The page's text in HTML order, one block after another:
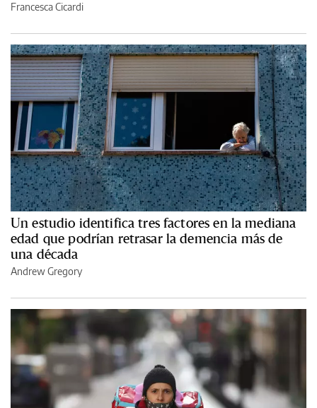
Francesca Cicardi
Un estudio identifica tres factores en la mediana
edad que podrían retrasar la demencia más de
una década
Andrew Gregory